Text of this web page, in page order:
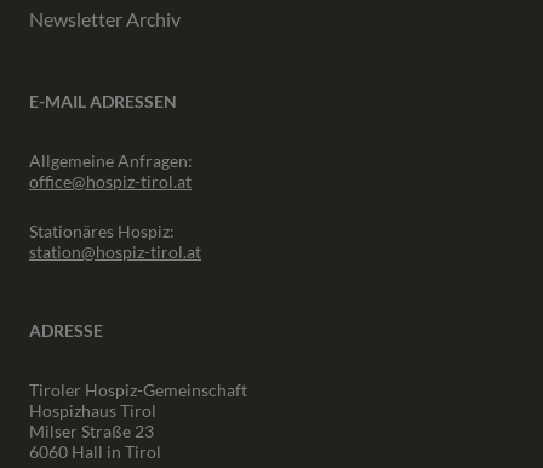
Newsletter Archiv
E-MAIL ADRESSEN
Allgemeine Anfragen:
office@hospiz-tirol.at
Stationäres Hospiz:
station@hospiz-tirol.at
ADRESSE
Tiroler Hospiz-Gemeinschaft
Hospizhaus Tirol
Milser Straße 23
6060 Hall in Tirol